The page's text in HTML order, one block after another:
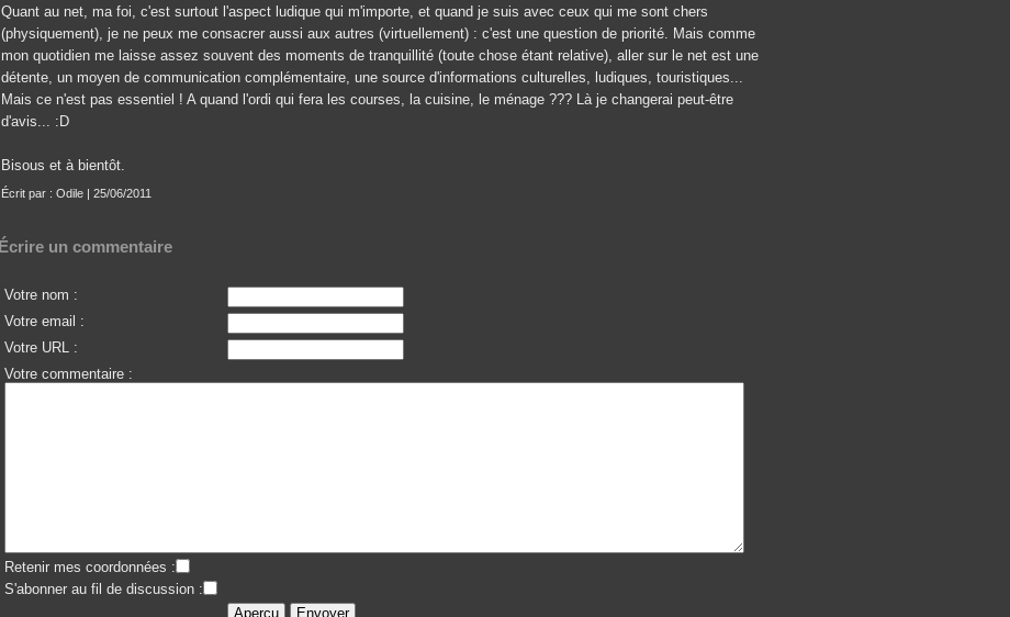
Quant au net, ma foi, c'est surtout l'aspect ludique qui m'importe, et quand je suis avec ceux qui me sont chers
(physiquement), je ne peux me consacrer aussi aux autres (virtuellement) : c'est une question de priorité. Mais comme
mon quotidien me laisse assez souvent des moments de tranquillité (toute chose étant relative), aller sur le net est une
détente, un moyen de communication complémentaire, une source d'informations culturelles, ludiques, touristiques...
Mais ce n'est pas essentiel ! A quand l'ordi qui fera les courses, la cuisine, le ménage ??? Là je changerai peut-être
d'avis... :D
Bisous et à bientôt.
Écrit par : Odile | 25/06/2011
Écrire un commentaire
Votre nom :
Votre email :
Votre URL :
Votre commentaire :
Retenir mes coordonnées :
S'abonner au fil de discussion :